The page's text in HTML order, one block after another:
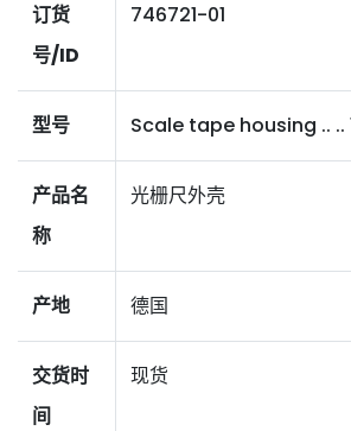
订货
号/ID
746721-01
型号 Scale tape housing .. ..
产品名
称
光栅尺外壳
产地 德国
交货时
间
现货